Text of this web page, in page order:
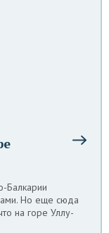
Балкарии
Но еще сюда
на горе Уллу-